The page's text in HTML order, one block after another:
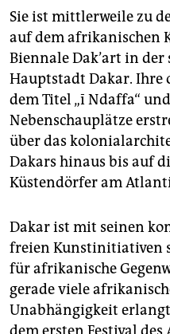
unterstützen
abo
genossenschaft
epaper login
Sie ist mittlerweile zu
auf dem afrikanischen
Biennale Dak’art in der
Hauptstadt Dakar.
dem Titel „ī Ndaffa“
Nebenschauplätze
über das
Dakars hinaus bis auf
Küstendörfer am
Dakar ist mit seinen
freien Kunstinitiativen
für afrikanische
gerade viele
Unabhängigkeit